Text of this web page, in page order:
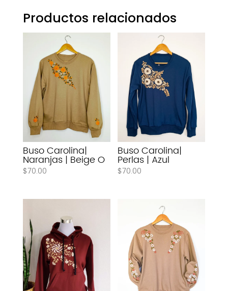
Productos relacionados
Buso Carolina|
Naranjas | Beige O
$70.00
Buso Carolina|
Perlas | Azul
$70.00